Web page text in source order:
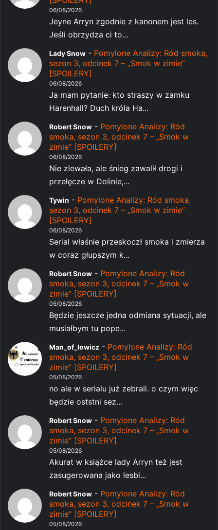
06/08/2026
Jeyne Arryn zgodnie z kanonem jest les.
Jeśli obrzydza ci to...
Lady Snow - Pomylone Analizy: Ród smoka,
sezon 3, odcinek 7 – „Smok w zimie”
[SPOILERY]
06/08/2026
Ja mam pytanie: kto straszy w zamku
Harenhall? Duch króla Ha...
Robert Snow - Pomylone Analizy: Ród
smoka, sezon 3, odcinek 7 – „Smok w
zimie” [SPOILERY]
06/08/2026
Nie zlewała, ale śnieg zawalił drogi i
przełęcze w Dolinie,...
Tywin - Pomylone Analizy: Ród smoka,
sezon 3, odcinek 7 – „Smok w zimie”
[SPOILERY]
06/08/2026
Serial właśnie przeskoczł smoka i zmierza
w coraz głupszym k...
Robert Snow - Pomylone Analizy: Ród
smoka, sezon 3, odcinek 7 – „Smok w
zimie” [SPOILERY]
05/08/2026
Będzie jeszcze jedna odmiana sytuacji, ale
musiałbym tu pope...
Man_of_lowicz - Pomylone Analizy: Ród
smoka, sezon 3, odcinek 7 – „Smok w
zimie” [SPOILERY]
05/08/2026
no ale w serialu już zebrali. o czym więc
będzie oststni sez...
Robert Snow - Pomylone Analizy: Ród
smoka, sezon 3, odcinek 7 – „Smok w
zimie” [SPOILERY]
05/08/2026
Akurat w książce lady Arryn też jest
zasugerowana jako lesbi...
Robert Snow - Pomylone Analizy: Ród
smoka, sezon 3, odcinek 7 – „Smok w
zimie” [SPOILERY]
05/08/2026